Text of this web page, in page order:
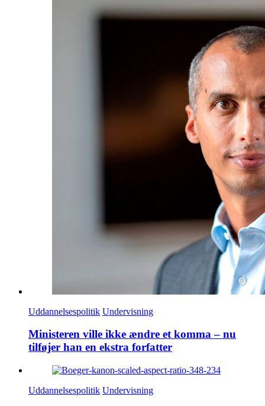
Uddannelsespolitik Undervisning
Ministeren ville ikke ændre et komma – nu
tilføjer han en ekstra forfatter
Uddannelsespolitik Undervisning